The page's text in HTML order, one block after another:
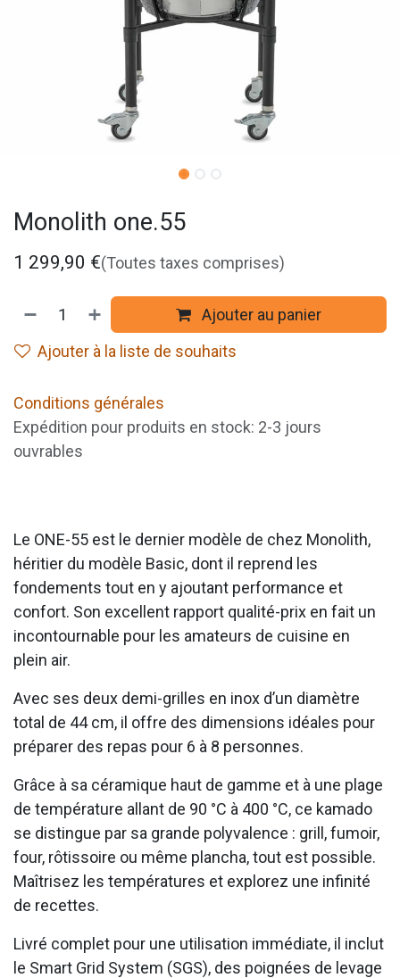
Monolith one.55
1 299,90 €(Toutes taxes comprises)
Ajouter au panier
Ajouter à la liste de souhaits
Conditions générales
Expédition pour produits en stock: 2-3 jours
ouvrables
Le ONE-55 est le dernier modèle de chez Monolith,
héritier du modèle Basic, dont il reprend les
fondements tout en y ajoutant performance et
confort. Son excellent rapport qualité-prix en fait un
incontournable pour les amateurs de cuisine en
plein air.
Avec ses deux demi-grilles en inox d’un diamètre
total de 44 cm, il offre des dimensions idéales pour
préparer des repas pour 6 à 8 personnes.
Grâce à sa céramique haut de gamme et à une plage
de température allant de 90 °C à 400 °C, ce kamado
se distingue par sa grande polyvalence : grill, fumoir,
four, rôtissoire ou même plancha, tout est possible.
Maîtrisez les températures et explorez une infinité
de recettes.
Livré complet pour une utilisation immédiate, il inclut
le Smart Grid System (SGS), des poignées de levage